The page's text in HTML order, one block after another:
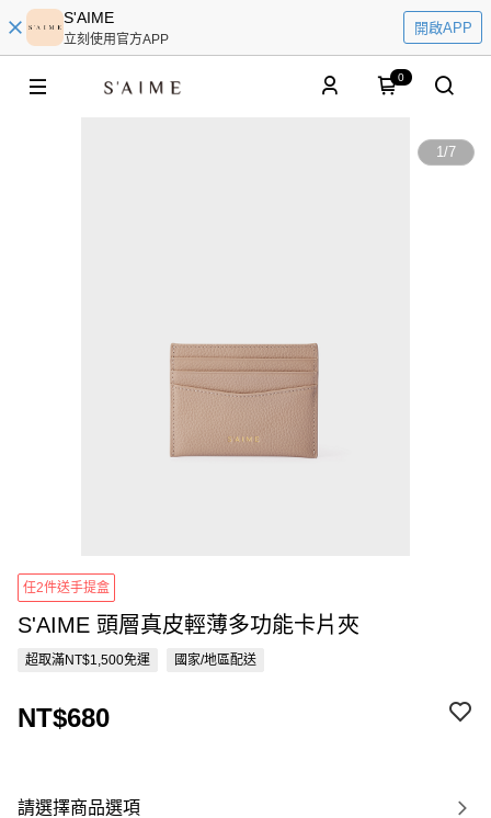
S'AIME
立刻使用官方APP
開啟APP
0
1/7
任2件送手提盒
S'AIME 頭層真皮輕薄多功能卡片夾
超取滿NT$1,500免運 國家/地區配送
NT$680
請選擇商品選項